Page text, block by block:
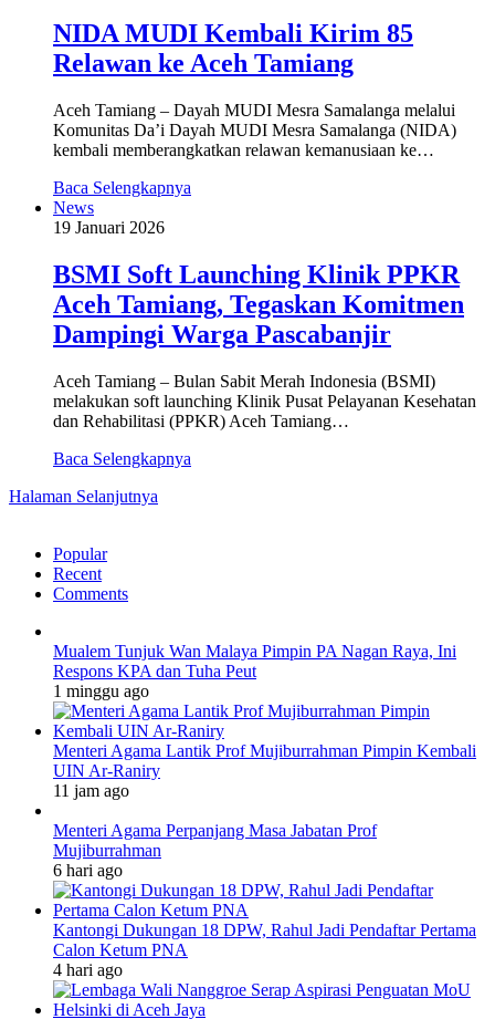
NIDA MUDI Kembali Kirim 85
Relawan ke Aceh Tamiang
Aceh Tamiang – Dayah MUDI Mesra Samalanga melalui
Komunitas Da’i Dayah MUDI Mesra Samalanga (NIDA)
kembali memberangkatkan relawan kemanusiaan ke…
Baca Selengkapnya
News
19 Januari 2026
BSMI Soft Launching Klinik PPKR
Aceh Tamiang, Tegaskan Komitmen
Dampingi Warga Pascabanjir
Aceh Tamiang – Bulan Sabit Merah Indonesia (BSMI)
melakukan soft launching Klinik Pusat Pelayanan Kesehatan
dan Rehabilitasi (PPKR) Aceh Tamiang…
Baca Selengkapnya
Halaman Selanjutnya
Popular
Recent
Comments
Mualem Tunjuk Wan Malaya Pimpin PA Nagan Raya, Ini
Respons KPA dan Tuha Peut
1 minggu ago
Menteri Agama Lantik Prof Mujiburrahman Pimpin Kembali
UIN Ar-Raniry
11 jam ago
Menteri Agama Perpanjang Masa Jabatan Prof
Mujiburrahman
6 hari ago
Kantongi Dukungan 18 DPW, Rahul Jadi Pendaftar Pertama
Calon Ketum PNA
4 hari ago